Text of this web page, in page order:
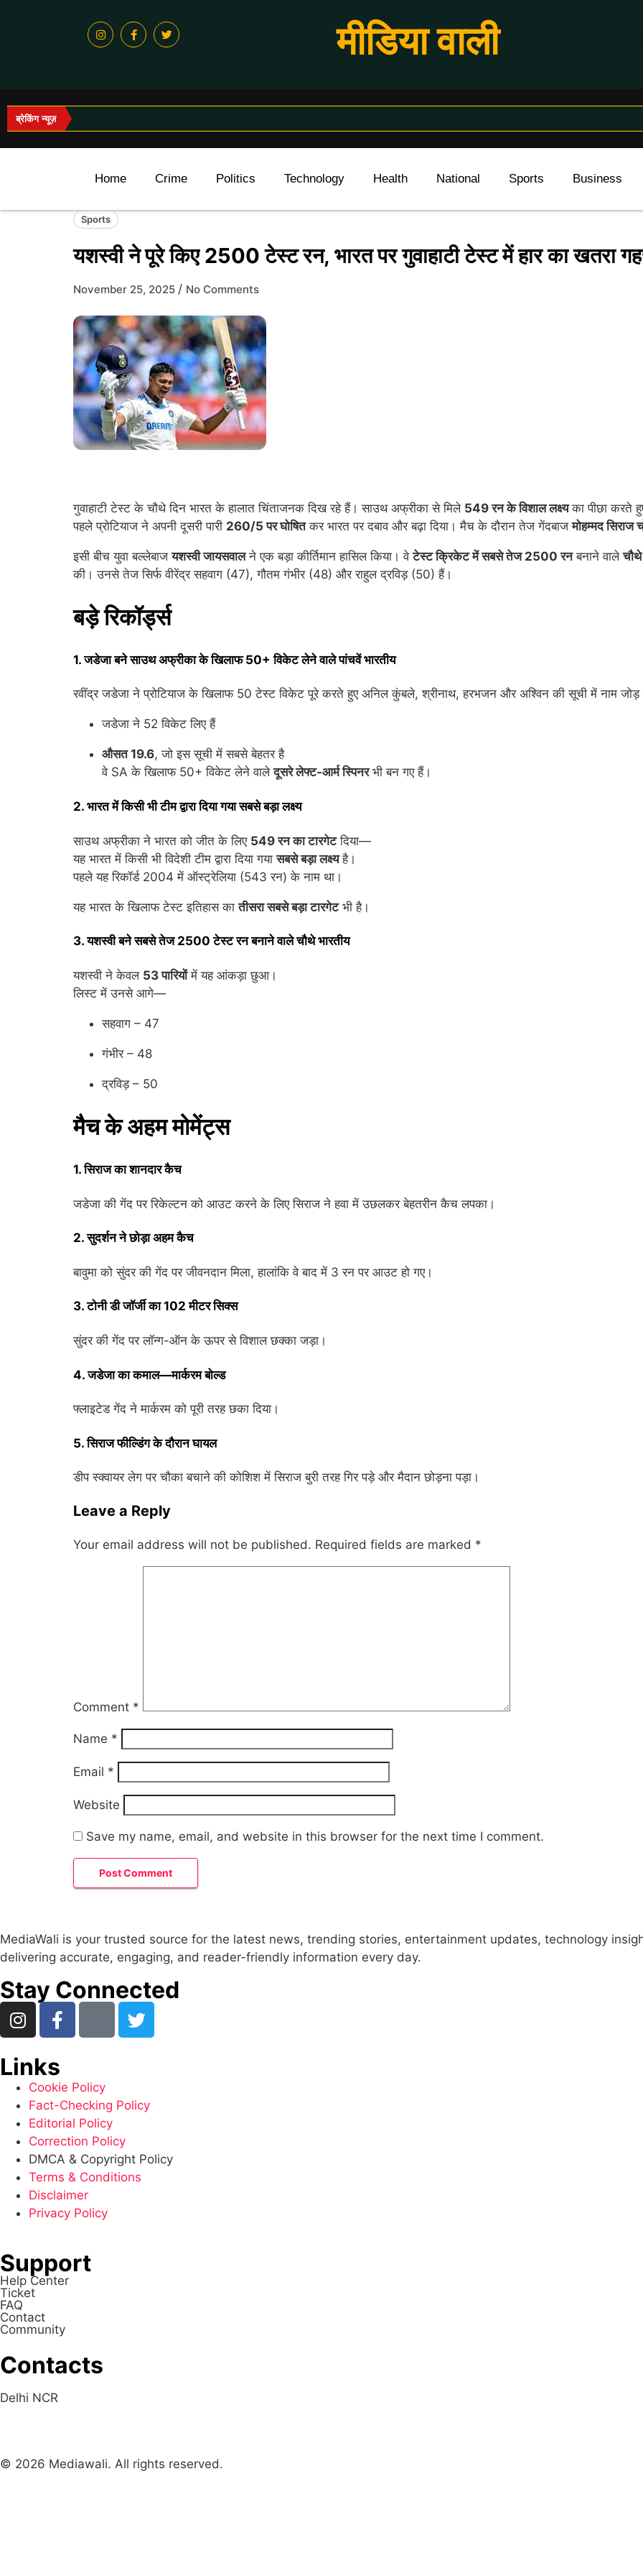
मीडिया वाली
ब्रेकिंग न्यूज़
Home Crime Politics Technology Health National Sports Business
Sports
यशस्वी ने पूरे किए 2500 टेस्ट रन, भारत पर गुवाहाटी टेस्ट में हार का खतरा
November 25, 2025 / No Comments
गुवाहाटी टेस्ट के चौथे दिन भारत के हालात चिंताजनक दिख रहे हैं। साउथ अफ्रीका से मिले 549 रन के विशाल लक्ष्यका पीछा करते
पहले प्रोटियाज ने अपनी दूसरी पारी 260/5 पर घोषितकर भारत पर दबाव और बढ़ा दिया। मैच के दौरान तेज गेंदबाजमोहम्मद सिराज
इसी बीच युवा बल्लेबाजयशस्वी जायसवालने एक बड़ा कीर्तिमान हासिल किया। वेटेस्ट क्रिकेट में सबसे तेज 2500 रनबनाने वालेचौथे
की। उनसे तेज सिर्फ वीरेंद्र सहवाग (47), गौतम गंभीर (48) और राहुल द्रविड़ (50) हैं।
बड़े रिकॉर्ड्स
1. जडेजा बने साउथ अफ्रीका के खिलाफ 50+ विकेट लेने वाले पांचवें भारतीय
रवींद्र जडेजा ने प्रोटियाज के खिलाफ 50 टेस्ट विकेट पूरे करते हुए अनिल कुंबले, श्रीनाथ, हरभजन और अश्विन की सूची में नाम जोड़
जडेजा ने 52 विकेट लिए हैं
औसत 19.6, जो इस सूची में सबसे बेहतर है
वे SA के खिलाफ 50+ विकेट लेने वालेदूसरे लेफ्ट-आर्म स्पिनरभी बन गए हैं।
2. भारत में किसी भी टीम द्वारा दिया गया सबसे बड़ा लक्ष्य
साउथ अफ्रीका ने भारत को जीत के लिए 549 रन का टारगेटदिया—
यह भारत में किसी भी विदेशी टीम द्वारा दिया गयासबसे बड़ा लक्ष्यहै।
पहले यह रिकॉर्ड 2004 में ऑस्ट्रेलिया (543 रन) के नाम था।
यह भारत के खिलाफ टेस्ट इतिहास कातीसरा सबसे बड़ा टारगेटभी है।
3. यशस्वी बने सबसे तेज 2500 टेस्ट रन बनाने वाले चौथे भारतीय
यशस्वी ने केवल 53 पारियोंमें यह आंकड़ा छुआ।
लिस्ट में उनसे आगे—
सहवाग – 47
गंभीर – 48
द्रविड़ – 50
मैच के अहम मोमेंट्स
1. सिराज का शानदार कैच
जडेजा की गेंद पर रिकेल्टन को आउट करने के लिए सिराज ने हवा में उछलकर बेहतरीन कैच लपका।
2. सुदर्शन ने छोड़ा अहम कैच
बावुमा को सुंदर की गेंद पर जीवनदान मिला, हालांकि वे बाद में 3 रन पर आउट हो गए।
3. टोनी डी जॉर्जी का 102 मीटर सिक्स
सुंदर की गेंद पर लॉन्ग-ऑन के ऊपर से विशाल छक्का जड़ा।
4. जडेजा का कमाल—मार्करम बोल्ड
फ्लाइटेड गेंद ने मार्करम को पूरी तरह छका दिया।
5. सिराज फील्डिंग के दौरान घायल
डीप स्क्वायर लेग पर चौका बचाने की कोशिश में सिराज बुरी तरह गिर पड़े और मैदान छोड़ना पड़ा।
Leave a Reply
Your email address will not be published. Required fields are marked *
Comment *
Name *
Email *
Website
Save my name, email, and website in this browser for the next time I comment.
MediaWali is your trusted source for the latest news, trending stories, entertainment updates, technology
delivering accurate, engaging, and reader-friendly information every day.
Stay Connected
Links
Cookie Policy
Fact-Checking Policy
Editorial Policy
Correction Policy
DMCA & Copyright Policy
Terms & Conditions
Disclaimer
Privacy Policy
Support
Help Center
Ticket
FAQ
Contact
Community
Contacts
Delhi NCR
© 2026 Mediawali. All rights reserved.